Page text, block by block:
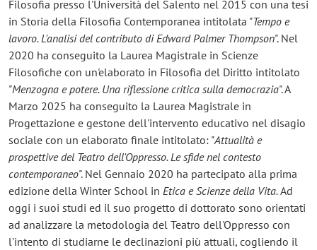
Filosofia presso l'Università del Salento nel 2015 con una tesi
in Storia della Filosofia Contemporanea intitolata "Tempo e
lavoro. L'analisi del contributo di Edward Palmer Thompson". Nel
2020 ha conseguito la Laurea Magistrale in Scienze
Filosofiche con un'elaborato in Filosofia del Diritto intitolato
"Menzogna e potere. Una riflessione critica sulla democrazia". A
Marzo 2025 ha conseguito la Laurea Magistrale in
Progettazione e gestone dell'intervento educativo nel disagio
sociale con un elaborato finale intitolato: "Attualità e
prospettive del Teatro dell'Oppresso. Le sfide nel contesto
contemporaneo". Nel Gennaio 2020 ha partecipato alla prima
edizione della Winter School in Etica e Scienze della Vita.Ad
oggi i suoi studi ed il suo progetto di dottorato sono orientati
ad analizzare la metodologia del Teatro dell'Oppresso con
l'intento di studiarne le declinazioni più attuali, cogliendo il